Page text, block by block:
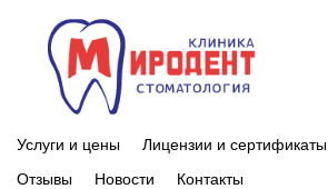
Услуги и цены Лицензии и сертификаты
Отзывы
Новости Контакты